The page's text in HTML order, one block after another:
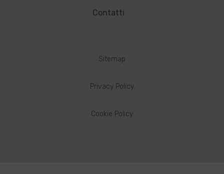
Contatti
Sitemap
Privacy Policy
Cookie Policy